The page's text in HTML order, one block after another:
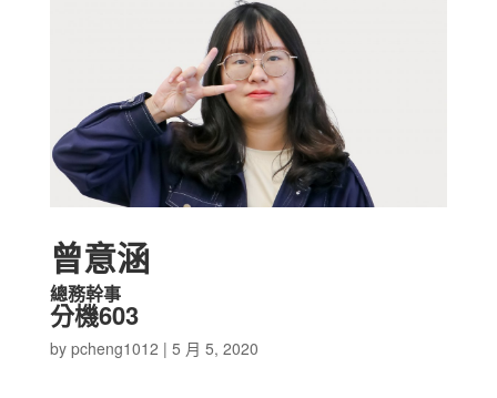
曾意涵
總務幹事
分機603
by pcheng1012 | 5 月 5, 2020